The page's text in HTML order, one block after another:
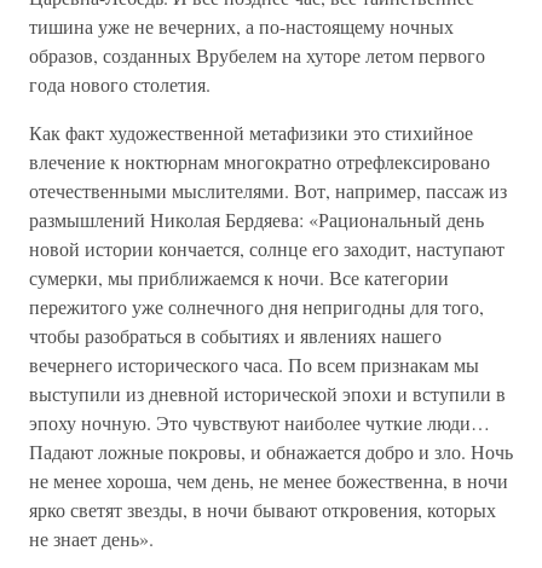
тишина уже не вечерних, а по-настоящему ночных
образов, созданных Врубелем на хуторе летом первого
года нового столетия.
Как факт художественной метафизики это стихийное
влечение к ноктюрнам многократно отрефлексировано
отечественными мыслителями. Вот, например, пассаж из
размышлений Николая Бердяева: «Рациональный день
новой истории кончается, солнце его заходит, наступают
сумерки, мы приближаемся к ночи. Все категории
пережитого уже солнечного дня непригодны для того,
чтобы разобраться в событиях и явлениях нашего
вечернего исторического часа. По всем признакам мы
выступили из дневной исторической эпохи и вступили в
эпоху ночную. Это чувствуют наиболее чуткие люди…
Падают ложные покровы, и обнажается добро и зло. Ночь
не менее хороша, чем день, не менее божественна, в ночи
ярко светят звезды, в ночи бывают откровения, которых
не знает день».